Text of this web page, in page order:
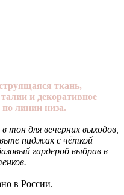
ткань,
и декоративное
линии низа.
для вечерних выходов,
пиджак с чёткой
гардероб выбрав в
в России.